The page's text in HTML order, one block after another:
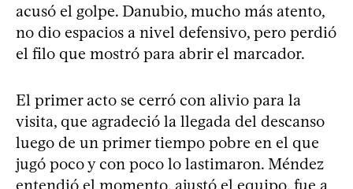
acusó el golpe. Danubio, mucho más atento,
no dio espacios a nivel defensivo, pero perdió
el filo que mostró para abrir el marcador.
El primer acto se cerró con alivio para la
visita, que agradeció la llegada del descanso
luego de un primer tiempo pobre en el que
jugó poco y con poco lo lastimaron. Méndez
entendió el momento, ajustó el equipo, fue a